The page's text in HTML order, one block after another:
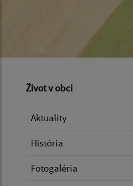
Život v obci
Aktuality
História
Fotogaléria